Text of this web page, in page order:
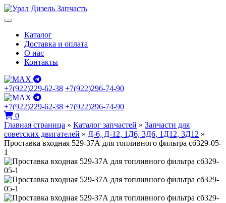
Каталог
Доставка и оплата
О нас
Контакты
+7(922)229-62-38 +7(922)296-74-90
+7(922)229-62-38 +7(922)296-74-90
0
Главная страница » Каталог запчастей » Запчасти для
советских двигателей » Д-6, Д-12, 1Д6, 3Д6, 1Д12, 3Д12 »
Проставка входная 529-37А для топливного фильтра сб329-05-
1